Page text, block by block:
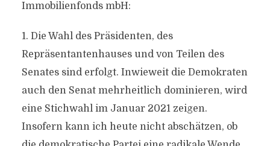
Immobilienfonds mbH:
1. Die Wahl des Präsidenten, des
Repräsentantenhauses und von Teilen des
Senates sind erfolgt. Inwieweit die Demokraten
auch den Senat mehrheitlich dominieren, wird
eine Stichwahl im Januar 2021 zeigen.
Insofern kann ich heute nicht abschätzen, ob